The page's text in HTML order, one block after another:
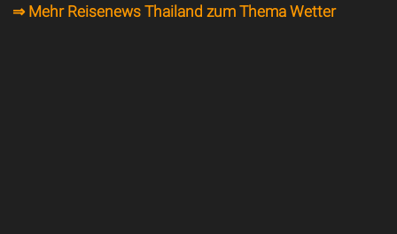
⇒ Mehr Reisenews Thailand zum Thema Wetter